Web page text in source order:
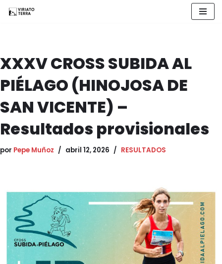
XXXV CROSS SUBIDA AL
PIÉLAGO (HINOJOSA DE
SAN VICENTE) –
Resultados provisionales
por Pepe Muñoz abril 12, 2026 RESULTADOS